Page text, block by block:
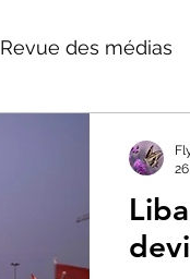
Revue des médias